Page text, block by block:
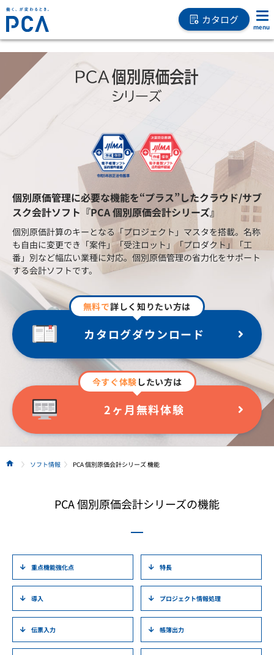
カタログ
個別原価管理に必要な機能を“プラス”したクラウド/サブ
スク会計ソフト『PCA 個別原価会計シリーズ』
個別原価計算のキーとなる「プロジェクト」マスタを搭載。名称
も自由に変更でき「案件」「受注ロット」「プロダクト」「工
番」別など幅広い業種に対応。個別原価管理の省力化をサポート
する会計ソフトです。
無料で詳しく知りたい方は
カタログダウンロード
今すぐ体験 したい方は
2ヶ月無料体験
HOME ソフト情報 PCA 個別原価会計シリーズ 機能
PCA 個別原価会計シリーズの機能
重点機能強化点 特長
導入 プロジェクト情報処理
伝票入力 帳簿出力